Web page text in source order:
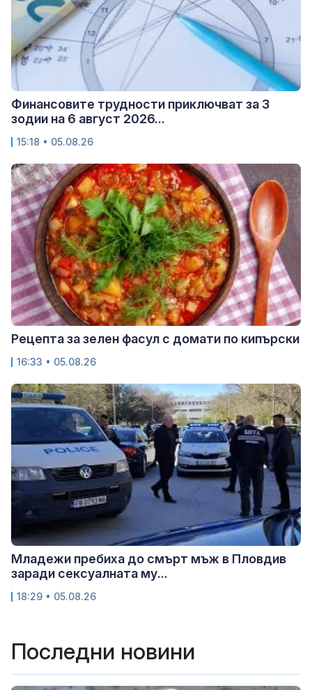
Финансовите трудности приключват за 3
зодии на 6 август 2026...
15:18 • 05.08.26
Рецепта за зелен фасул с домати по кипърски
16:33 • 05.08.26
Младежи пребиха до смърт мъж в Пловдив
заради сексуалната му...
18:29 • 05.08.26
Последни новини